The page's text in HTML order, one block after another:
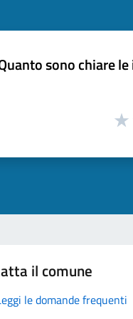
sono chiare
il comune
le domande frequenti